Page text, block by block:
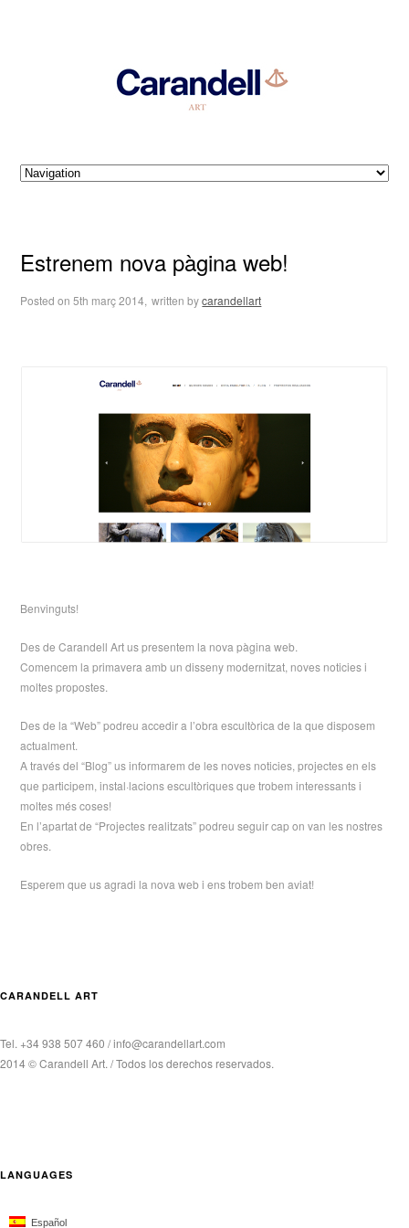
Estrenem nova pàgina web!
Posted on 5th març 2014, written by carandellart
Benvinguts!
Des de Carandell Art us presentem la nova pàgina web.
Comencem la primavera amb un disseny modernitzat, noves noticies i
moltes propostes.
Des de la “Web” podreu accedir a l’obra escultòrica de la que disposem
actualment.
A través del “Blog” us informarem de les noves noticies, projectes en els
que participem, instal·lacions escultòriques que trobem interessants i
moltes més coses!
En l’apartat de “Projectes realitzats” podreu seguir cap on van les nostres
obres.
Esperem que us agradi la nova web i ens trobem ben aviat!
CARANDELL ART
Tel. +34 938 507 460 / info@carandellart.com
2014 © Carandell Art. / Todos los derechos reservados.
LANGUAGES
Español